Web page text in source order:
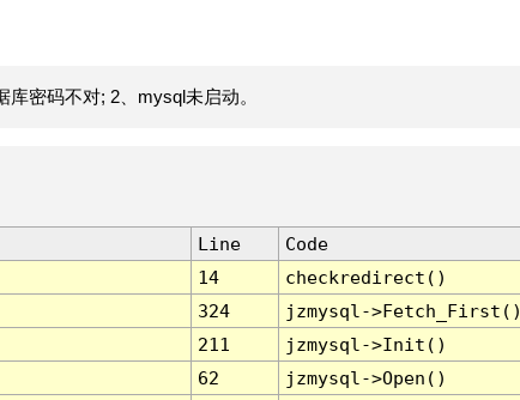
密码不对; 2、mysql未启动。
Line
Code
14
checkredirect()
324
jzmysql-
211
jzmysql->Init()
62
jzmysql->Open()